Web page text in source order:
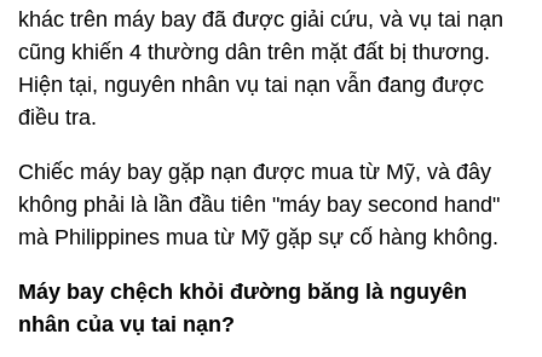
khác trên máy bay đã được giải cứu, và vụ tai nạn
cũng khiến 4 thường dân trên mặt đất bị thương.
Hiện tại, nguyên nhân vụ tai nạn vẫn đang được
điều tra.
Chiếc máy bay gặp nạn được mua từ Mỹ, và đây
không phải là lần đầu tiên "máy bay second hand"
mà Philippines mua từ Mỹ gặp sự cố hàng không.
Máy bay chệch khỏi đường băng là nguyên
nhân của vụ tai nạn?